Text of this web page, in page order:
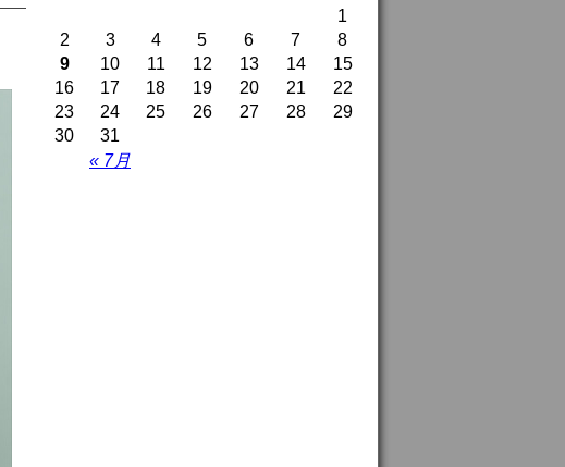
« 7月
1
2
3 4 5 6 7
8
9
10 11 12 13 14
15
16
17 18 19 20 21
22
23
24 25 26 27 28
29
30
31